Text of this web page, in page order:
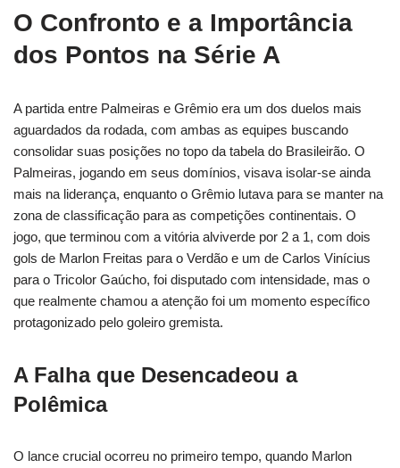
O Confronto e a Importância
dos Pontos na Série A
A partida entre Palmeiras e Grêmio era um dos duelos mais
aguardados da rodada, com ambas as equipes buscando
consolidar suas posições no topo da tabela do Brasileirão. O
Palmeiras, jogando em seus domínios, visava isolar-se ainda
mais na liderança, enquanto o Grêmio lutava para se manter na
zona de classificação para as competições continentais. O
jogo, que terminou com a vitória alviverde por 2 a 1, com dois
gols de Marlon Freitas para o Verdão e um de Carlos Vinícius
para o Tricolor Gaúcho, foi disputado com intensidade, mas o
que realmente chamou a atenção foi um momento específico
protagonizado pelo goleiro gremista.
A Falha que Desencadeou a
Polêmica
O lance crucial ocorreu no primeiro tempo, quando Marlon